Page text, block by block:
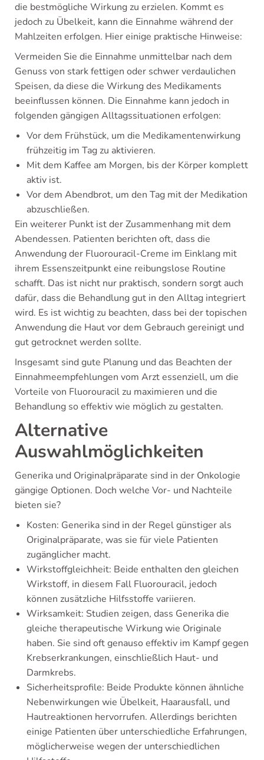
die bestmögliche Wirkung zu erzielen. Kommt es
jedoch zu Übelkeit, kann die Einnahme während der
Mahlzeiten erfolgen. Hier einige praktische Hinweise:
Vermeiden Sie die Einnahme unmittelbar nach dem
Genuss von stark fettigen oder schwer verdaulichen
Speisen, da diese die Wirkung des Medikaments
beeinflussen können. Die Einnahme kann jedoch in
folgenden gängigen Alltagssituationen erfolgen:
Vor dem Frühstück, um die Medikamentenwirkung
frühzeitig im Tag zu aktivieren.
Mit dem Kaffee am Morgen, bis der Körper komplett
aktiv ist.
Vor dem Abendbrot, um den Tag mit der Medikation
abzuschließen.
Ein weiterer Punkt ist der Zusammenhang mit dem
Abendessen. Patienten berichten oft, dass die
Anwendung der Fluorouracil-Creme im Einklang mit
ihrem Essenszeitpunkt eine reibungslose Routine
schafft. Das ist nicht nur praktisch, sondern sorgt auch
dafür, dass die Behandlung gut in den Alltag integriert
wird. Es ist wichtig zu beachten, dass bei der topischen
Anwendung die Haut vor dem Gebrauch gereinigt und
gut getrocknet werden sollte.
Insgesamt sind gute Planung und das Beachten der
Einnahmeempfehlungen vom Arzt essenziell, um die
Vorteile von Fluorouracil zu maximieren und die
Behandlung so effektiv wie möglich zu gestalten.
Alternative
Auswahlmöglichkeiten
Generika und Originalpräparate sind in der Onkologie
gängige Optionen. Doch welche Vor- und Nachteile
bieten sie?
Kosten: Generika sind in der Regel günstiger als
Originalpräparate, was sie für viele Patienten
zugänglicher macht.
Wirkstoffgleichheit: Beide enthalten den gleichen
Wirkstoff, in diesem Fall Fluorouracil, jedoch
können zusätzliche Hilfsstoffe variieren.
Wirksamkeit: Studien zeigen, dass Generika die
gleiche therapeutische Wirkung wie Originale
haben. Sie sind oft genauso effektiv im Kampf gegen
Krebserkrankungen, einschließlich Haut- und
Darmkrebs.
Sicherheitsprofile: Beide Produkte können ähnliche
Nebenwirkungen wie Übelkeit, Haarausfall, und
Hautreaktionen hervorrufen. Allerdings berichten
einige Patienten über unterschiedliche Erfahrungen,
möglicherweise wegen der unterschiedlichen